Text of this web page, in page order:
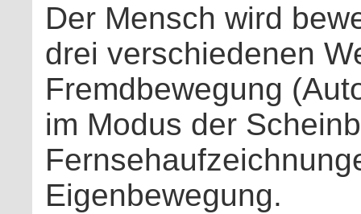
Der Mensch wird
drei verschiedenen
Fremdbewegung
im Modus der
Eigenbewegung.